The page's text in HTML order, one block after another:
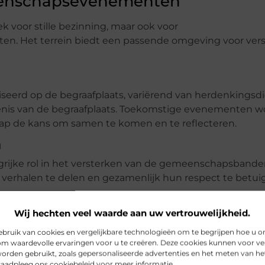
Wij hechten veel waarde aan uw vertrouwelijkheid.
van cookies en vergelijkbare technologieën om te begrijpen hoe u
waardevolle ervaringen voor u te creëren. Deze cookies kunnen voor
gebruikt, zoals gepersonaliseerde advertenties en het meten van
voor stille bezinning, maar ook voor
Het terrein biedt een passende omgeving voor
op de begraafplaats, variërend van
van de begraafplaats. Toekomstige evenementen
de kans om samen te komen en te reflecteren.
rol in het versterken van de
te delen en gezamenlijk hun respect te
te bezoeken, is het handig om te weten wat de
bezoek.